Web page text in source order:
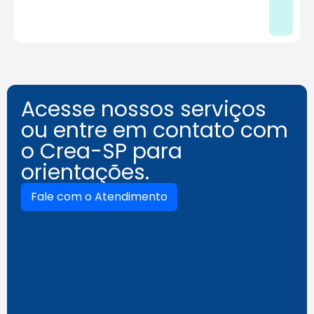
Acesse nossos serviços
ou entre em contato com
o Crea-SP para
orientações.
Fale com o Atendimento